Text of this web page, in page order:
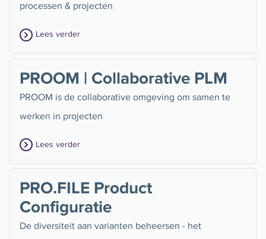
processen & projecten
Lees verder
PROOM | Collaborative PLM
PROOM is de collaborative omgeving om samen te
werken in projecten
Lees verder
PRO.FILE Product
Configuratie
De diversiteit aan varianten beheersen - het